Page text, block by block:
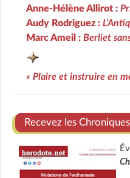
Anne-Hélène Allirot :
Audy Rodriguez :
Marc Ameil : Berliet
« Plaire et instruire en
Recevez les